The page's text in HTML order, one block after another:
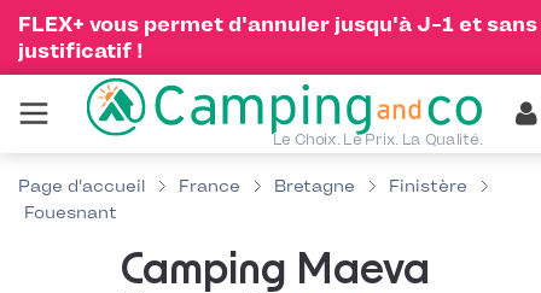
FLEX+ vous permet d'annuler jusqu'à J-1 et sans
justificatif !
Le Choix. Le Prix. La Qualité.
Page d'accueil France Bretagne
Finistère
Fouesnant
Camping Maeva